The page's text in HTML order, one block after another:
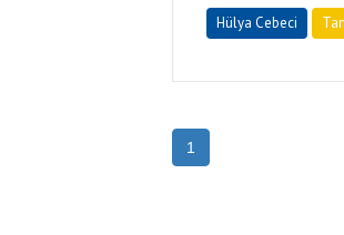
Hülya Cebeci
1